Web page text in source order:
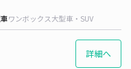
ワンボックス大型車・SUV
詳細へ